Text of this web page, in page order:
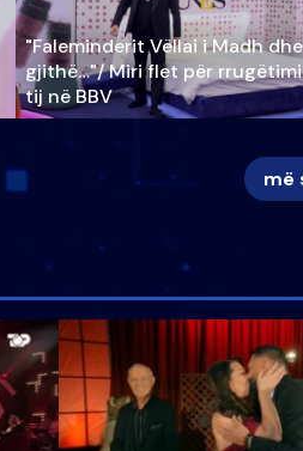
"Faleminderit Vëllai i Madh
gjithë…"/ Miri flet për
tij në BBV
më